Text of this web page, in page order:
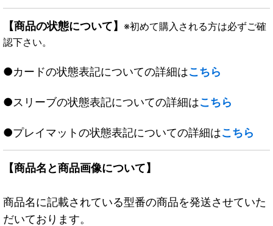
【商品の状態について】 ※初めて購入される方は必ずご確
認下さい。
●カードの状態表記についての詳細はこちら
●スリーブの状態表記についての詳細はこちら
●プレイマットの状態表記についての詳細はこちら
【商品名と商品画像について】
商品名に記載されている型番の商品を発送させていた
だいております。